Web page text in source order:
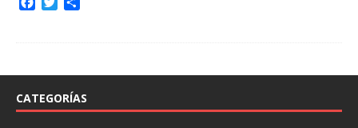
o
k
r
t
i
CATEGORÍAS